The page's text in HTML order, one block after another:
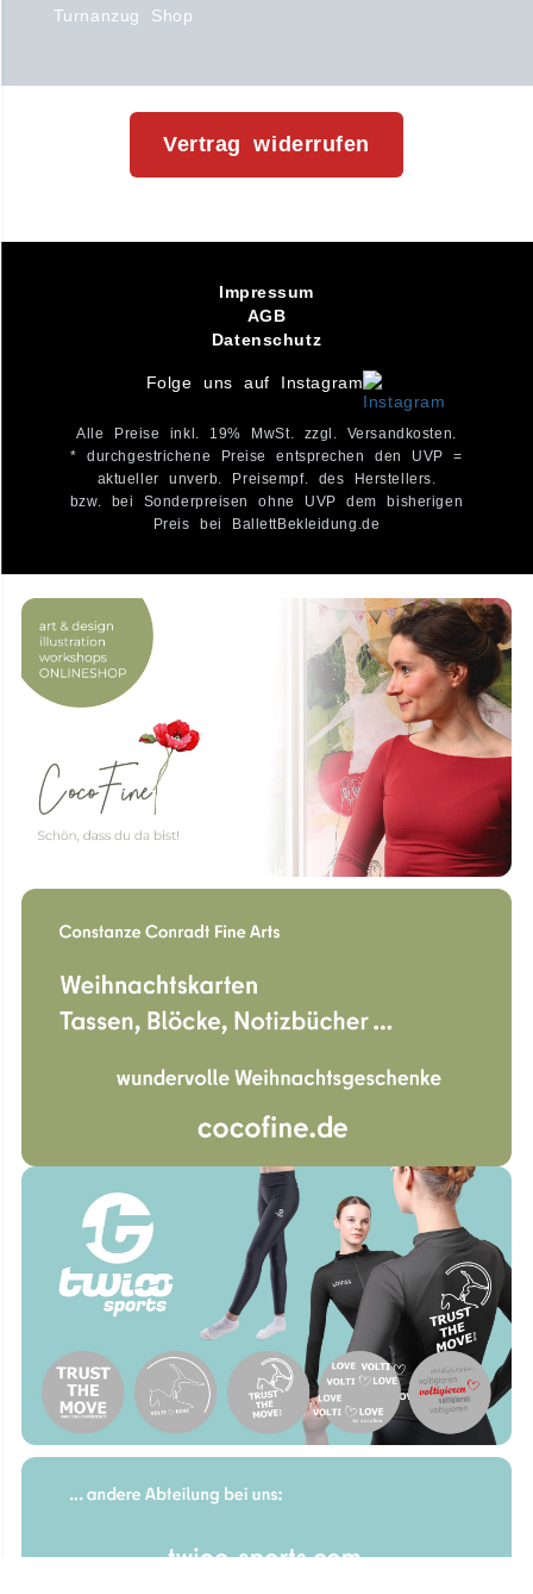
Turnanzug Shop
Vertrag widerrufen
Impressum
AGB
Datenschutz
Folge uns auf Instagram
Alle Preise inkl. 19% MwSt. zzgl. Versandkosten.
* durchgestrichene Preise entsprechen den UVP =
aktueller unverb. Preisempf. des Herstellers.
bzw. bei Sonderpreisen ohne UVP dem bisherigen
Preis bei BallettBekleidung.de